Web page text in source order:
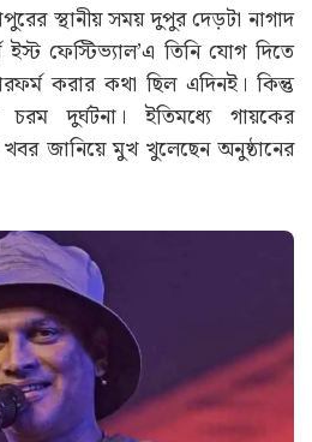
স্থানীয় সময় দুপুর দেড়টা নাগাদ
ইস্ট ফেস্টিভ্যাল’এ তিনি যোগ দিতে
করার কথা ছিল এদিনই। কিন্তু
দুর্ঘটনা। ইতিমধ্যে গায়কের
জানিয়ে মুখ খুলেছেন অনুষ্ঠানের